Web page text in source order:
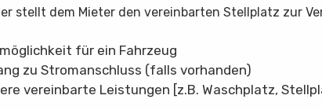
stellt dem Mieter den vereinbarten Stellplatz zur
für ein Fahrzeug
zu Stromanschluss (falls vorhanden)
vereinbarte Leistungen [z.B. Waschplatz,